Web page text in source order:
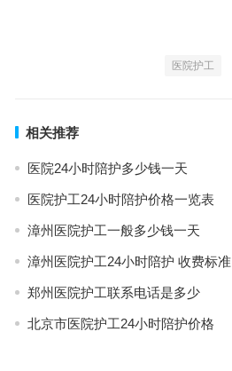
医院护工
相关推荐
医院24小时陪护多少钱一天
医院护工24小时陪护价格一览表
漳州医院护工一般多少钱一天
漳州医院护工24小时陪护 收费标准
郑州医院护工联系电话是多少
北京市医院护工24小时陪护价格